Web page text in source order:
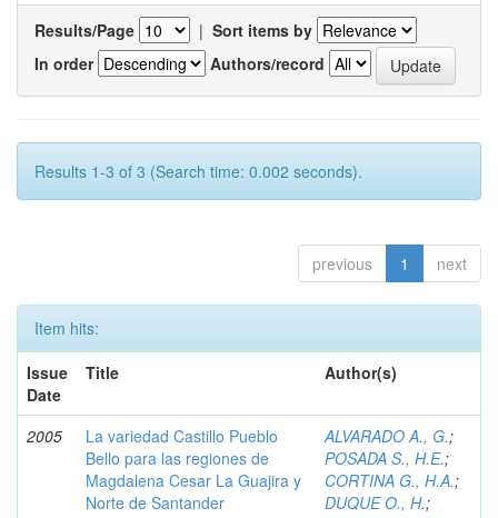
Results/Page | Sort items by
In order
Authors/record
Results 1-3 of 3 (Search time: 0.002 seconds).
previous 1 next
Item hits:
Issue
Date
Title Author(s)
2005
La variedad Castillo Pueblo
Bello para las regiones de
Magdalena Cesar La Guajira y
Norte de Santander
ALVARADO A., G.;
POSADA S., H.E.;
CORTINA G., H.A.;
DUQUE O., H.;